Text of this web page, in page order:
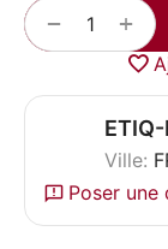
+
−
Ville:
Poser une